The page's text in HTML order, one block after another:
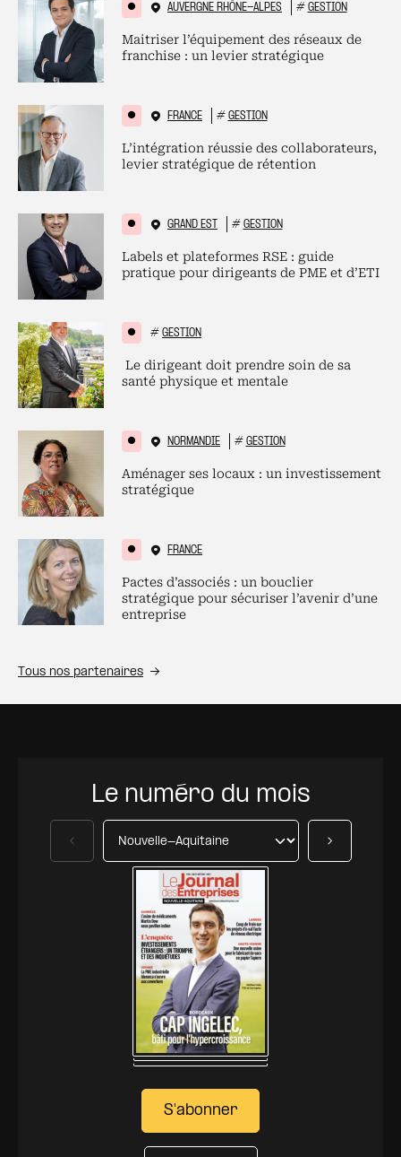
AUVERGNE RHÔNE-ALPES # GESTION
Maitriser l’équipement des réseaux de
franchise : un levier stratégique
FRANCE # GESTION
L’intégration réussie des collaborateurs,
levier stratégique de rétention
GRAND EST # GESTION
Labels et plateformes RSE : guide
pratique pour dirigeants de PME et d’ETI
# GESTION
Le dirigeant doit prendre soin de sa
santé physique et mentale
NORMANDIE # GESTION
Aménager ses locaux : un investissement
stratégique
FRANCE
Pactes d’associés : un bouclier
stratégique pour sécuriser l’avenir d’une
entreprise
Tous nos partenaires
Le numéro du mois
S'abonner
Précédent Suivant